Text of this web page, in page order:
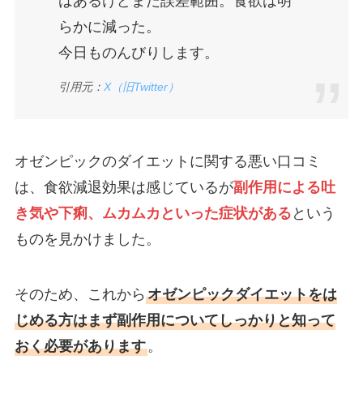
らかに減った。
今日ものんびりします。
引用元： X（旧Twitter）
オゼンピックのダイエットに関する悪い口コミ
は、食欲減退効果は感じているが副作用による吐
き気や下痢、ムカムカといった症状がある という
ものを見かけました。
そのため、これから オゼンピックダイエットをは
じめる方はまず副作用についてしっかりと知って
おく必要があります。